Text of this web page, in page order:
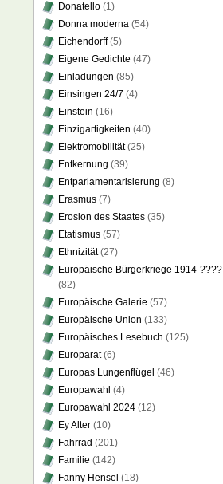
Donatello (1)
Donna moderna (54)
Eichendorff(5)
Eigene Gedichte (47)
Einladungen (85)
Einsingen 24/7 (4)
Einstein (16)
Einzigartigkeiten (40)
Elektromobilität(25)
Entkernung (39)
Entparlamentarisierung (8)
Erasmus (7)
Erosion des Staates (35)
Etatismus (57)
Ethnizität(27)
Europäische Bürgerkriege 1914-????
(82)
Europäische Galerie (57)
Europäische Union (133)
Europäisches Lesebuch (125)
Europarat(6)
Europas Lungenflügel (46)
Europawahl (4)
Europawahl 2024 (12)
Ey Alter (10)
Fahrrad (201)
Familie (142)
Fanny Hensel (18)